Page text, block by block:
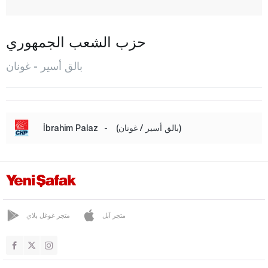
دورسون بيه
إيرديك
غونان
إيقريندي
كاراإيسي
مرمرة
حزب الشعب الجمهوري
بالق أسير - غونان
İbrahim Palaz - (بالق أسير / غونان)
متجر غوغل بلاي متجر آبل